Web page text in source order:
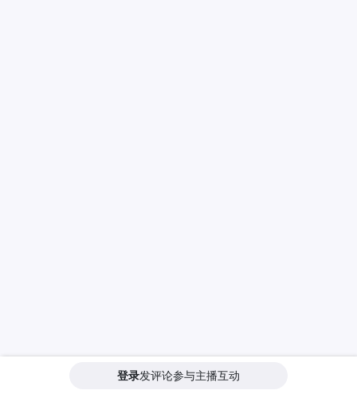
登录发评论参与主播互动